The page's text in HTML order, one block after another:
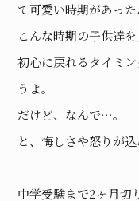
て可愛い時期があっ
こんな時期の子供達
初心に戻れるタイミ
うよ。
だけど、なんで…。
と、悔しさや怒りが
中学受験まで2ヶ月切